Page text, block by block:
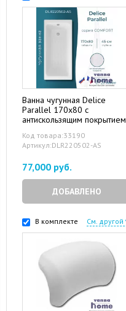
Ванна чугунная Delice
Parallel 170x80 с
антискользящим покрытием
Код товара:33190
Артикул:DLR220502-AS
77,000 руб.
ДОБАВЛЕНО
В комплекте См. другой